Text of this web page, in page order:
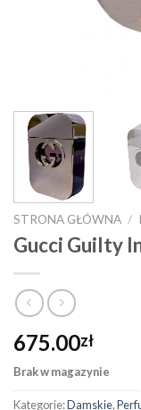
STRONA GŁÓWNA /
Gucci Guilty
675.00zł
Brak w magazynie
Kategorie:Damskie,